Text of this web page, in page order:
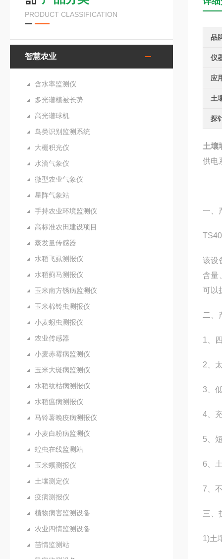
PRODUCT CLASSIFICATION
智慧农业
含水率监测仪
多光谱植被长势
高光谱球机
鸟类识别监测系统
大棚积光仪
水滴气象仪
微型农业气象仪
星阵气象站
手持农业环境监测仪
高标准农田建设项目
蒸发量传感器
水稻飞虱测报仪
水稻蓟马测报仪
玉米南方锈病监测仪
玉米棉铃虫测报仪
小麦蚜虫测报仪
农业传感器
小麦赤霉病监测仪
玉米大斑病监测仪
水稻纹枯病测报仪
水稻瘟病测报仪
马铃薯晚疫病测报仪
小麦白粉病监测仪
蝗虫在线监测站
玉米螟测报仪
土壤测定仪
疫病测报仪
植物病害监测设备
农业四情监测设备
苗情监测站
品
仪
应
土
探
土壤
供电
一、
该设
含量
可以
二、
1、
2、
3、
4、
5、
6、
7、
三、
1)土